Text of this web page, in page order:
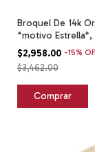
Broquel De 14k
*motivo Estrella*,
Gramos Amarillo
$2,958.00 -15%
$3,462.00